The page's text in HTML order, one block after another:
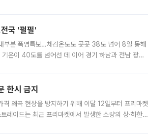
국 '펄펄'
분 폭염특보…체감온도도 곳곳 38도 넘어 8일 동해
온이 40도를 넘어선 데 이어 경기 하남과 전남 광양
한시 금지
왜곡 현상을 방지하기 위해 이달 12일부터 프리마켓
레이드는 최근 프리마켓에서 발생한 소량의 상·하한